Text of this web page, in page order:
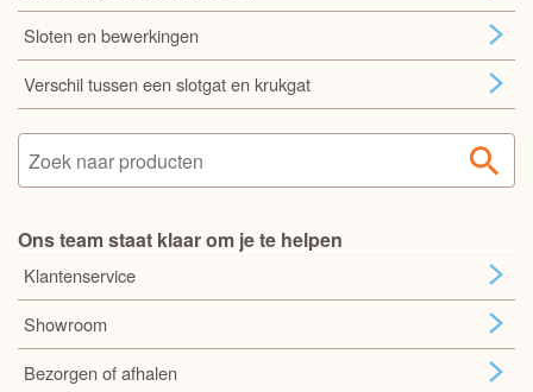
Sloten en bewerkingen
Verschil tussen een slotgat en krukgat
Ons team staat klaar om je te helpen
Klantenservice
Showroom
Bezorgen of afhalen